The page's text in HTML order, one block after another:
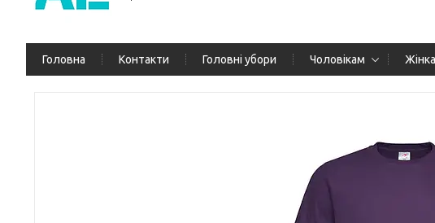
Головна Контакти Головні убори Чоловікам